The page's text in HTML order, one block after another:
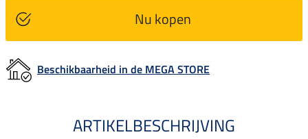
Nu kopen
Beschikbaarheid in de MEGA STORE
ARTIKELBESCHRIJVING